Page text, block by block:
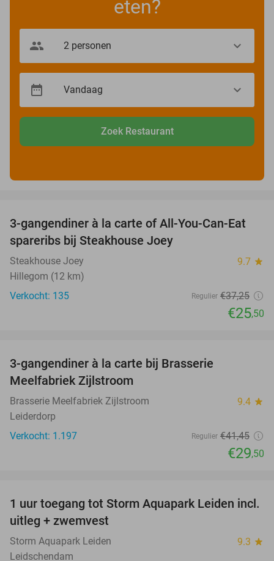
eten?
Zoek Restaurant
32%
3-gangendiner à la carte of All-You-Can-Eat
spareribs bij Steakhouse Joey
Steakhouse Joey 9.7 star
Hillegom (12 km)
Verkocht: 135
Regulier €37,25
€25,50
3-gangendiner à la carte bij Brasserie
Meelfabriek Zijlstroom
Brasserie Meelfabriek Zijlstroom 9.4 star
Leiderdorp
Verkocht: 1.197
Regulier €41,45
€29,50
38%
1 uur toegang tot Storm Aquapark Leiden incl.
uitleg + zwemvest
Storm Aquapark Leiden 9.3 star
Leidschendam